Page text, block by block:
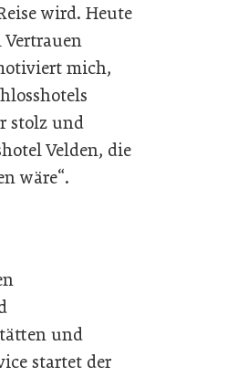
wird. Heute
Vertrauen
mich,
stolz und
Velden, die
wäre“.
und
startet der